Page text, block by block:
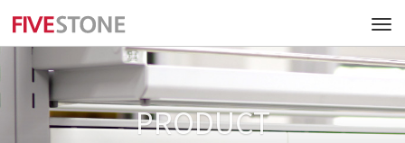
PRODUCT